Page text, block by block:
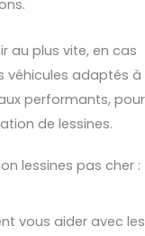
au plus vite, en cas
véhicules adaptés à
performants, pour
de lessines.
lessines pas cher :
vous aider avec les